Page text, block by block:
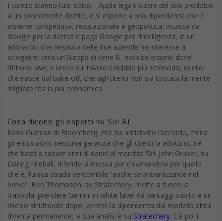
I contro stanno tutti sotto… Apple lega il cuore del suo prodotto
a un concorrente diretto, e si espone a una dipendenza che è
insieme competitiva, reputazionale e geopolitica; incassa da
Google per la ricerca e paga Google per l’intelligenza, in un
abbraccio che nessuna delle due aziende ha interesse a
sciogliere; crea un’Europa di serie B, esclusa proprio dove
l’iPhone vive; e lascia sul tavolo il dubbio più scomodo, quello
che nasce dal bake-off, che agli utenti non sia toccata la mente
migliore ma la più economica.
Cosa dicono gli esperti su Siri AI
Mark Gurman di Bloomberg, che ha anticipato l’accordo, frena
gli entusiasmi: nessuna garanzia che gli utenti la adottino, né
che basti a sanare anni di danni al marchio Siri. John Gruber, su
Daring Fireball, difende la mossa pur chiamandola per quello
che è, l’unica strada percorribile “anche se imbarazzante nel
breve”. Ben Thompson, su Stratechery, mette a fuoco la
trappola: prendere Gemini in white-label dà vantaggi subito e un
rischio strutturale dopo, perché la dipendenza dal modello altrui
diventa permanente; la sua analisi è su Stratechery. C’è poi il